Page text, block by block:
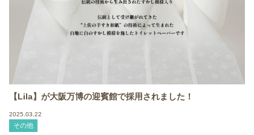
【Lila】が大阪万博の迎賓館で採用されました！
2025.03.22
その他